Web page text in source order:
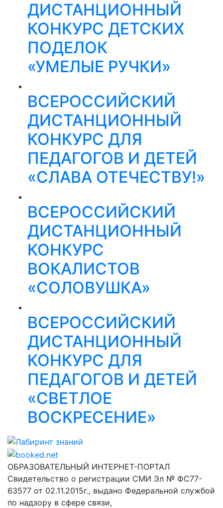
ДИСТАНЦИОННЫЙ
КОНКУРС ДЕТСКИХ
ПОДЕЛОК
«УМЕЛЫЕ РУЧКИ»
ВСЕРОССИЙСКИЙ
ДИСТАНЦИОННЫЙ
КОНКУРС ДЛЯ
ПЕДАГОГОВ И ДЕТЕЙ
«СЛАВА ОТЕЧЕСТВУ!»
ВСЕРОССИЙСКИЙ
ДИСТАНЦИОННЫЙ
КОНКУРС
ВОКАЛИСТОВ
«СОЛОВУШКА»
ВСЕРОССИЙСКИЙ
ДИСТАНЦИОННЫЙ
КОНКУРС ДЛЯ
ПЕДАГОГОВ И ДЕТЕЙ
«СВЕТЛОЕ
ВОСКРЕСЕНИЕ»
Лабиринт знаний
ОБРАЗОВАТЕЛЬНЫЙ ИНТЕРНЕТ-ПОРТАЛ
Свидетельство о регистрации СМИ Эл № ФС77-
63577 от 02.11.2015г., выдано Федеральной службой
по надзору в сфере связи,